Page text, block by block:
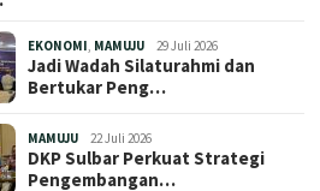
EKONOMI MAMUJU 29 Juli 2026
Jadi Wadah Silaturahmi dan
Bertukar Peng…
MAMUJU 22 Juli 2026
DKP Sulbar Perkuat Strategi
Pengembangan…